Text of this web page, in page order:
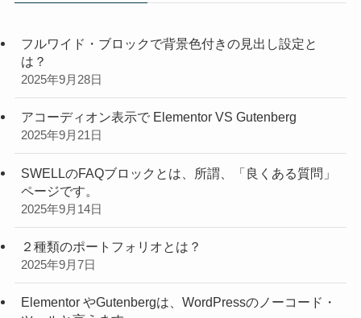
フルワイド・ブロックで背景色付きの見出し設定と
は？
2025年9月28日
アコーディオン表示で Elementor VS Gutenberg
2025年9月21日
SWELLのFAQブロックとは、所謂、「良くある質問」
ページです。
2025年9月14日
２種類のポートフォリオとは？
2025年9月7日
Elementor やGutenbergは、WordPressのノーコード・